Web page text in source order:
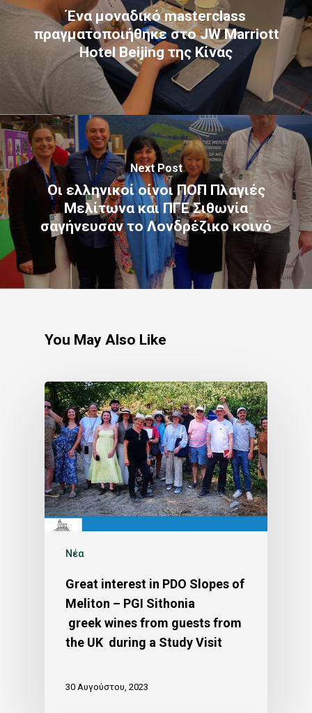
Ένα μοναδικό masterclass
πραγματοποιήθηκε στο JW Marriott
Hotel Beijing της Κίνας
Next Post
Οι ελληνικοί οίνοι ΠΟΠ Πλαγιές
Μελίτωνα και ΠΓΕ Σιθωνία
σαγήνευσαν το Λονδρέζικο κοινό
You May Also Like
Νέα
Great interest in PDO Slopes of
Meliton – PGI Sithonia
greek wines from guests from
the UK during a Study Visit
30 Αυγούστου, 2023